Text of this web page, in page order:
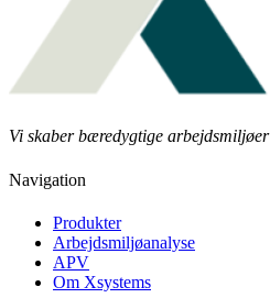
Vi skaber bæredygtige arbejdsmiljøer
Navigation
Produkter
Arbejdsmiljøanalyse
APV
Om Xsystems